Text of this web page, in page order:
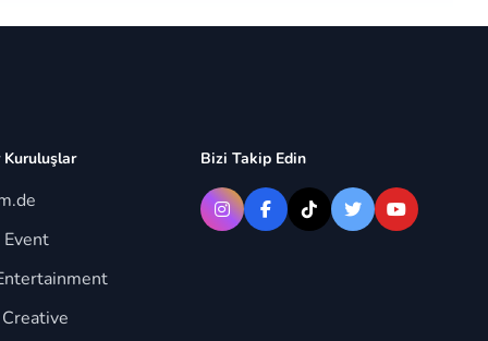
Kuruluşlar Bizi Takip Edin